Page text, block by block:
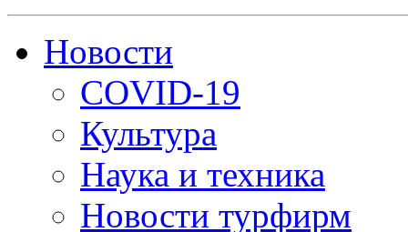
Новости
COVID-19
Культура
Наука и техника
Новости турфирм